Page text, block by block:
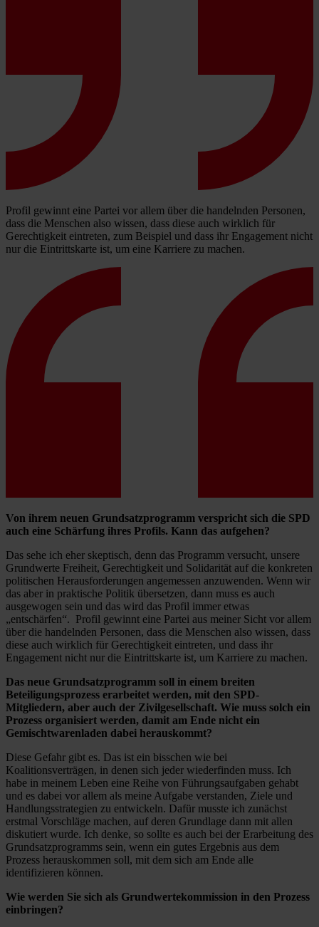
Profil gewinnt eine Partei vor allem über die handelnden Personen,
dass die Menschen also wissen, dass diese auch wirklich für
Gerechtigkeit eintreten, zum Beispiel und dass ihr Engagement nicht
nur die Eintrittskarte ist, um eine Karriere zu machen.
Von ihrem neuen Grundsatzprogramm verspricht sich die SPD
auch eine Schärfung ihres Profils. Kann das aufgehen?
Das sehe ich eher skeptisch, denn das Programm versucht, unsere
Grundwerte Freiheit, Gerechtigkeit und Solidarität auf die konkreten
politischen Herausforderungen angemessen anzuwenden. Wenn wir
das aber in praktische Politik übersetzen, dann muss es auch
ausgewogen sein und das wird das Profil immer etwas
„entschärfen“. Profil gewinnt eine Partei aus meiner Sicht vor allem
über die handelnden Personen, dass die Menschen also wissen, dass
diese auch wirklich für Gerechtigkeit eintreten, und dass ihr
Engagement nicht nur die Eintrittskarte ist, um Karriere zu machen.
Das neue Grundsatzprogramm soll in einem breiten
Beteiligungsprozess erarbeitet werden, mit den SPD-
Mitgliedern, aber auch der Zivilgesellschaft. Wie muss solch ein
Prozess organisiert werden, damit am Ende nicht ein
Gemischtwarenladen dabei herauskommt?
Diese Gefahr gibt es. Das ist ein bisschen wie bei
Koalitionsverträgen, in denen sich jeder wiederfinden muss. Ich
habe in meinem Leben eine Reihe von Führungsaufgaben gehabt
und es dabei vor allem als meine Aufgabe verstanden, Ziele und
Handlungsstrategien zu entwickeln. Dafür musste ich zunächst
erstmal Vorschläge machen, auf deren Grundlage dann mit allen
diskutiert wurde. Ich denke, so sollte es auch bei der Erarbeitung des
Grundsatzprogramms sein, wenn ein gutes Ergebnis aus dem
Prozess herauskommen soll, mit dem sich am Ende alle
identifizieren können.
Wie werden Sie sich als Grundwertekommission in den Prozess
einbringen?